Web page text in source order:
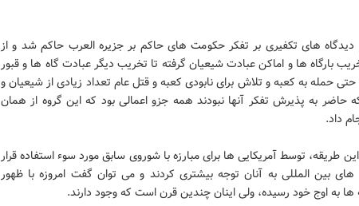
دیدگاه های تکفیری بر تفکر حکومت های حاکم بر جزیره العرب حاکم شد و از
بارگاه ها و اماکن عبادت شیعیان گرفته تا تخریب دیگر عبادت گاه ها و قبور
حمله به کعبه و تلاش برای نابودی کعبه و قتل عام تعداد زیادی از شیعیان و
به پذیرش تفکر آنها نبودند همه جزو اعمالی بود که این گروه از همان
طریقه، توسط آمریکایی ها برای مبارزه با شوروی سابق مورد سوء استفاده قرار
بین المللی به آنان توجه بیشتری کردند و می توان گفت امروزه با ظهور
به اوج خود رسیده، ولی اینان چندین قرن است که وجود دارند.